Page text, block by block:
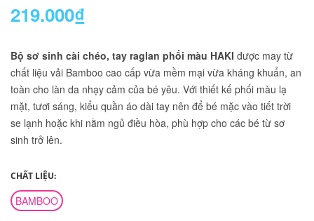
219.000₫
Bộ sơ sinh cài chéo, tay raglan phối màu HAKI được may từ
chất liệu vải Bamboo cao cấp vừa mềm mại vừa kháng khuẩn, an
toàn cho làn da nhạy cảm của bé yêu. Với thiết kế phối màu lạ
mặt, tươi sáng, kiểu quần áo dài tay nên để bé mặc vào tiết trời
se lạnh hoặc khi nằm ngủ điều hòa, phù hợp cho các bé từ sơ
sinh trở lên.
CHẤT LIỆU:
BAMBOO